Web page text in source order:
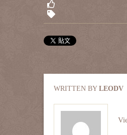
b
o
k
st
WRITTEN BY LEODV